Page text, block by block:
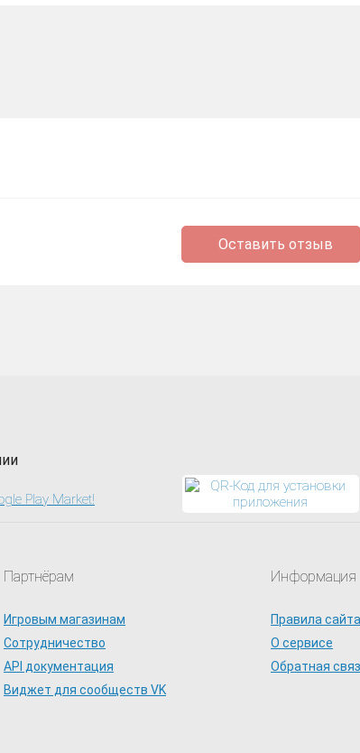
Оставить отзыв
Партнёрам
Игровым магазинам
Сотрудничество
API документация
Виджет для сообществ VK
Информация
Правила сайта
О сервисе
Обратная